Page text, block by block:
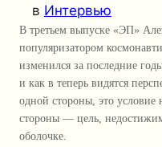
в Интервью
В третьем выпуске «ЭП»
популяризатором
изменился за последние
и как в теперь видятся
одной стороны, это
стороны — цель,
оболочке.